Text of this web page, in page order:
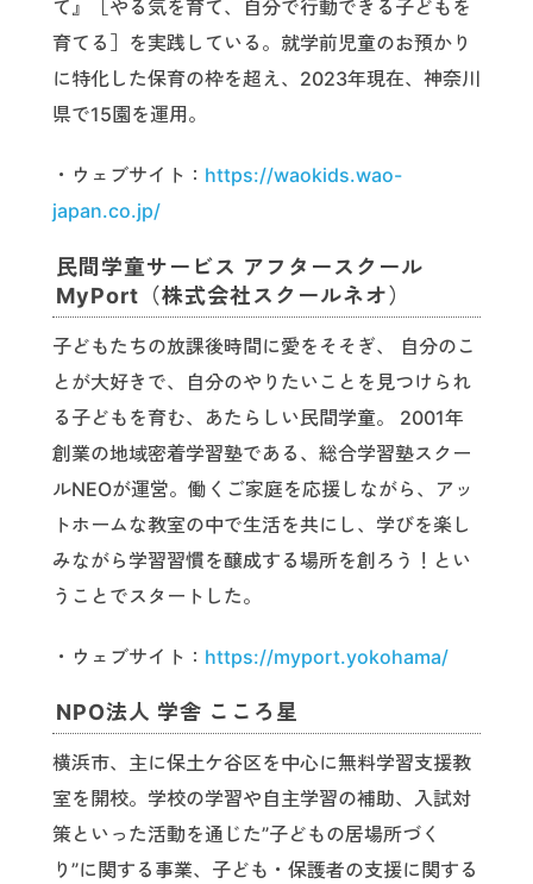
て』［やる気を育て、自分で行動できる子どもを
育てる］を実践している。就学前児童のお預かり
に特化した保育の枠を超え、2023年現在、神奈川
県で15園を運用。
・ウェブサイト： https://waokids.wao-
japan.co.jp/
民間学童サービス アフタースクール
MyPort（株式会社スクールネオ）
子どもたちの放課後時間に愛をそそぎ、 自分のこ
とが大好きで、自分のやりたいことを見つけられ
る子どもを育む、あたらしい民間学童。 2001年
創業の地域密着学習塾である、総合学習塾スクー
ルNEOが運営。働くご家庭を応援しながら、アッ
トホームな教室の中で生活を共にし、学びを楽し
みながら学習習慣を醸成する場所を創ろう！とい
うことでスタートした。
・ウェブサイト： https://myport.yokohama/
NPO法人 学舎 こころ星
横浜市、主に保土ケ谷区を中心に無料学習支援教
室を開校。学校の学習や自主学習の補助、入試対
策といった活動を通じた”子どもの居場所づく
り”に関する事業、子ども・保護者の支援に関する